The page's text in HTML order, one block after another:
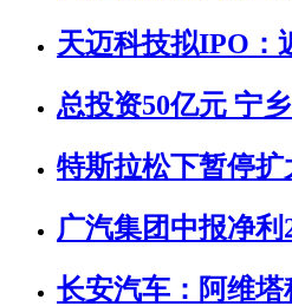
天迈科技拟IPO：
总投资50亿元 宁
特斯拉松下暂停
广汽集团中报净利
长安汽车：阿维塔